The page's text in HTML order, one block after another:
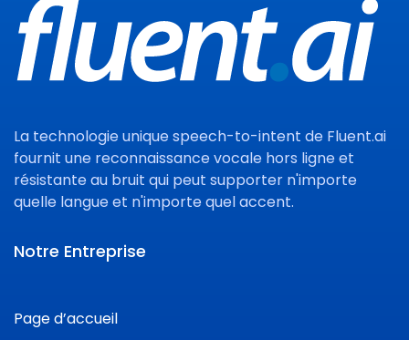
La technologie unique speech-to-intent de Fluent.ai
fournit une reconnaissance vocale hors ligne et
résistante au bruit qui peut supporter n'importe
quelle langue et n'importe quel accent.
Notre Entreprise
Page d’accueil